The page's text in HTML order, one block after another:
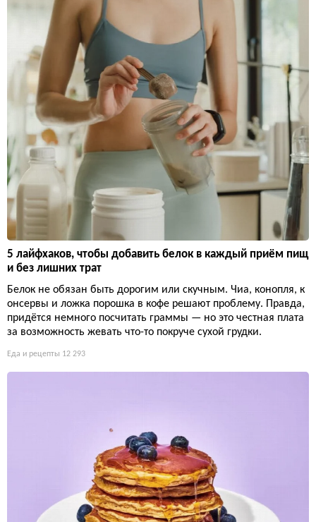
5 лайфхаков, чтобы добавить белок в каждый приём пищ
и без лишних трат
Белок не обязан быть дорогим или скучным. Чиа, конопля, к
онсервы и ложка порошка в кофе решают проблему. Правда,
придётся немного посчитать граммы — но это честная плата
за возможность жевать что-то покруче сухой грудки.
Еда и рецепты 12 293